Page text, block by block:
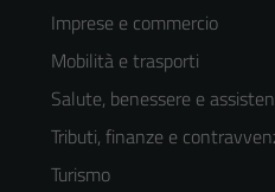
Imprese e commercio
Mobilità e trasporti
Salute, benessere e
Tributi, finanze e
Turismo